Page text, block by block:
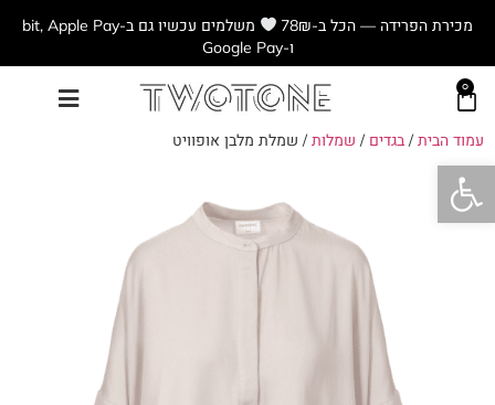
מכירת הפרידה — הכל ב-78₪
משלמים עכשיו גם ב-bit, Apple Pay
ו-Google Pay
0
עמוד הבית/ בגדים / שמלות/ שמלת מלבן אופוויט
פתח סרגל נגישות